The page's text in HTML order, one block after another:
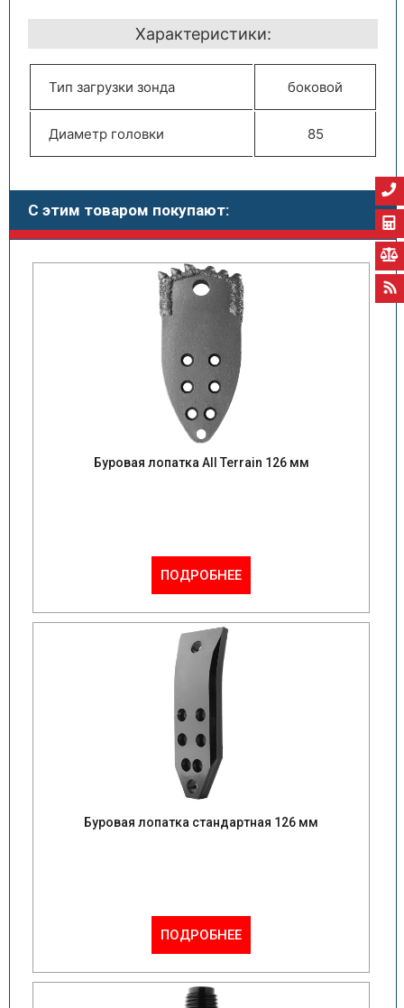
Характеристики:
Тип загрузки зонда боковой
Диаметр головки 85
С этим товаром покупают:
Буровая лопатка All Terrain 126 мм
ПОДРОБНЕЕ
Буровая лопатка стандартная 126 мм
ПОДРОБНЕЕ